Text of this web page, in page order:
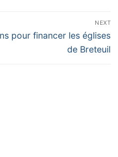
NEXT
pour financer les églises
de Breteuil